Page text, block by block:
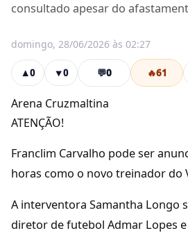
consultado apesar do
domingo, 28/06/2026 às 02:27
▲0 ▼0 💬0 🔥61
Arena Cruzmaltina
ATENÇÃO!
Franclim Carvalho pode ser
horas como o novo treinador do
A interventora Samantha Longo
diretor de futebol Admar Lopes e